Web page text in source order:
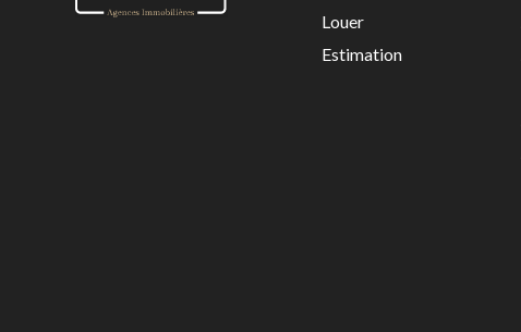
Louer
Estimation